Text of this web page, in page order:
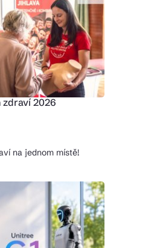
zdraví 2026
na jednom místě!